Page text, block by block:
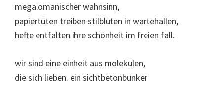
megalomanischer wahnsinn,
papiertüten treiben stilblüten in wartehallen,
hefte entfalten ihre schönheit im freien fall.
wir sind eine einheit aus molekülen,
die sich lieben. ein sichtbetonbunker